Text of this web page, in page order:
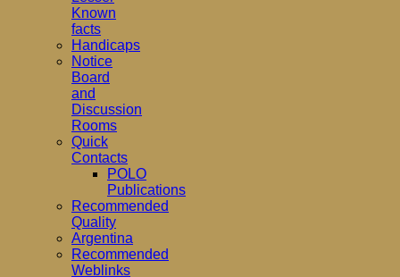
Known
facts
Handicaps
Notice
Board
and
Discussion
Rooms
Quick
Contacts
POLO
Publications
Recommended
Quality
Argentina
Recommended
Weblinks